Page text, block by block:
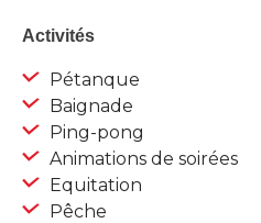
Activités
Pétanque
Baignade
Ping-pong
Animations de soirées
Equitation
Pêche